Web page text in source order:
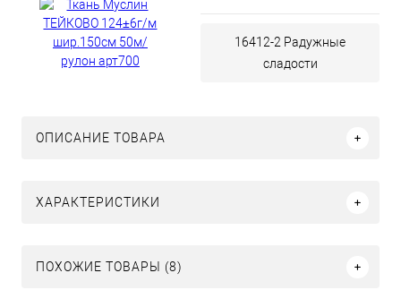
16412-2 Радужные
сладости
ОПИСАНИЕ ТОВАРА
ХАРАКТЕРИСТИКИ
ПОХОЖИЕ ТОВАРЫ (8)